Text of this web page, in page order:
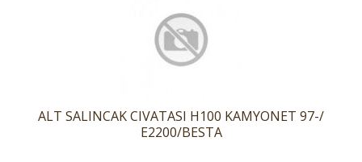
ALT SALINCAK CIVATASI H100 KAMYONET 97-/
E2200/BESTA